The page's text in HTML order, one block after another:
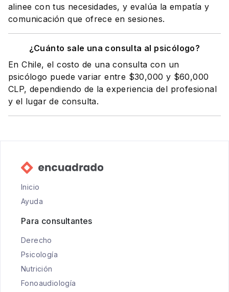
alinee con tus necesidades, y evalúa la empatía y
comunicación que ofrece en sesiones.
¿Cuánto sale una consulta al psicólogo?
En Chile, el costo de una consulta con un
psicólogo puede variar entre $30,000 y $60,000
CLP, dependiendo de la experiencia del profesional
y el lugar de consulta.
Inicio
Ayuda
Para consultantes
Derecho
Psicología
Nutrición
Fonoaudiología